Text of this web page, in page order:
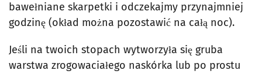
bawełniane skarpetki i odczekajmy przynajmniej
godzinę (okład można pozostawić na całą noc).
Jeśli na twoich stopach wytworzyła się gruba
warstwa zrogowaciałego naskórka lub po prostu